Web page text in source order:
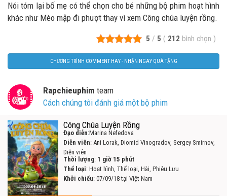
Nói tóm lại bố mẹ có thể chọn cho bé những bộ phim hoạt hình
khác như Mèo mập đi phượt thay vì xem Công chúa luyện rồng.
5 / 5 ( 212 bình chọn )
CHƯƠNG TRÌNH COMMENT HAY - NHẬN NGAY QUÀ TẶNG
Rapchieuphim team
Cách chúng tôi đánh giá một bộ phim
Công Chúa Luyện Rồng
Đạo diễn:Marina Nefedova
Diễn viên: Ani Lorak, Diomid Vinogradov, Sergey Smirnov,
Diễn viên
Thời lượng: 1 giờ 15 phút
Thể loại: Hoạt hình, Thể loại, Hài, Phiêu Lưu
Khởi chiếu: 07/09/18 tại Việt Nam